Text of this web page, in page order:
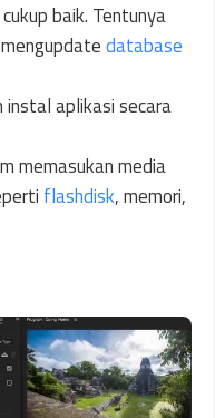
baik. Tentunya
database
instal aplikasi secara
memasukan media
flashdisk, memori,